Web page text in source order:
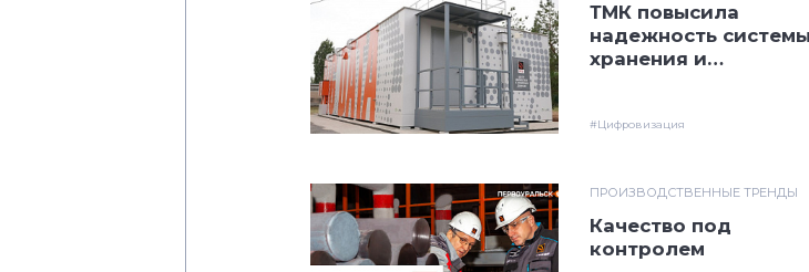
ТМК повысила
надежность системы
хранения и
#Цифровизация
ПРОИЗВОДСТВЕННЫЕ ТРЕНДЫ
Качество под
контролем